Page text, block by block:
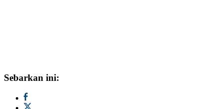
Sebarkan ini: